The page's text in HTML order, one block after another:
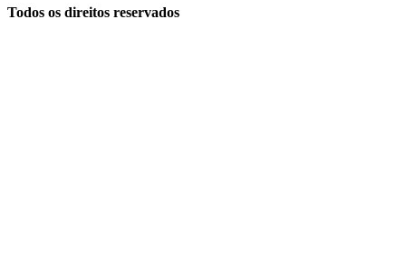
Todos os direitos reservados